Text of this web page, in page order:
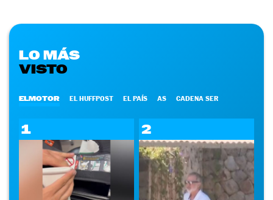
LO MÁS
VISTO
ELMOTOR EL HUFFPOST EL PAÍS AS CADENA SER
1 2